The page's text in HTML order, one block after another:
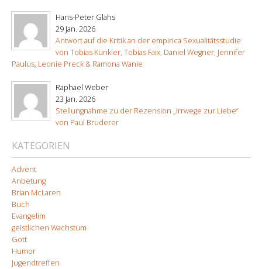
Hans-Peter Glahs
29 Jan. 2026
Antwort auf die Kritik an der empirica Sexualitätsstudie
von Tobias Künkler, Tobias Faix, Daniel Wegner, Jennifer
Paulus, Leonie Preck & Ramona Wanie
Raphael Weber
23 Jan. 2026
Stellungnahme zu der Rezension „Irrwege zur Liebe“
von Paul Bruderer
KATEGORIEN
Advent
Anbetung
Brian McLaren
Buch
Evangelim
geistlichen Wachstum
Gott
Humor
Jugendtreffen